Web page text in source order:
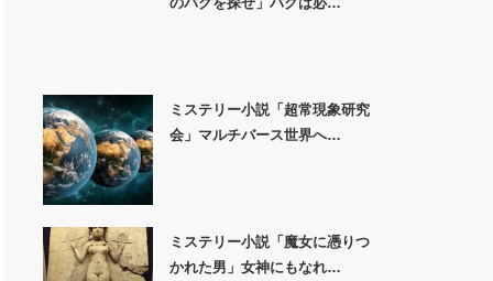
ミステリー小説「超常現象研究
会」マルチバース世界へ…
ミステリー小説「魔女に憑りつ
かれた男」女神にもなれ…